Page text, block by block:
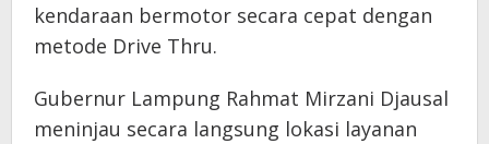
kendaraan bermotor secara cepat dengan
metode Drive Thru.
Gubernur Lampung Rahmat Mirzani Djausal
meninjau secara langsung lokasi layanan